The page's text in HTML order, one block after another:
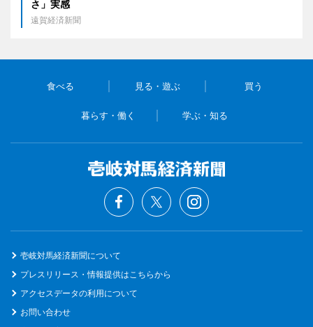
さ」実感
遠賀経済新聞
食べる 見る・遊ぶ 買う
暮らす・働く 学ぶ・知る
壱岐対馬経済新聞について
プレスリリース・情報提供はこちらから
アクセスデータの利用について
お問い合わせ